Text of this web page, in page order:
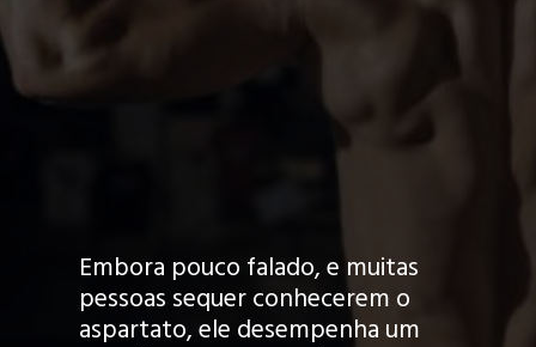
Embora pouco falado, e muitas
pessoas sequer conhecerem o
aspartato, ele desempenha um